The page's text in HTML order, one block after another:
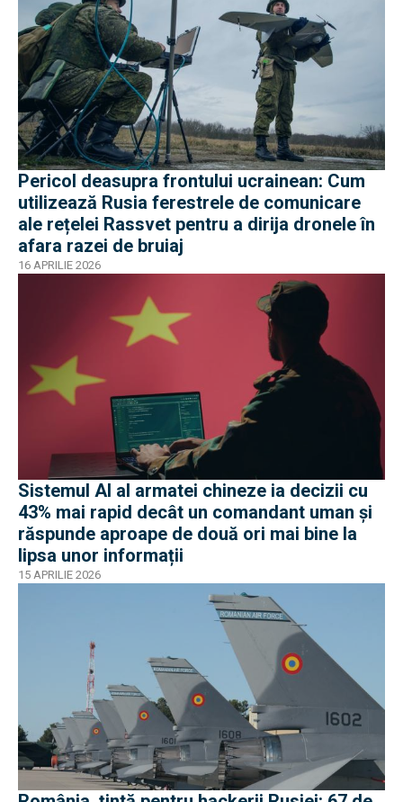
Pericol deasupra frontului ucrainean: Cum
utilizează Rusia ferestrele de comunicare
ale rețelei Rassvet pentru a dirija dronele în
afara razei de bruiaj
16 APRILIE 2026
Sistemul AI al armatei chineze ia decizii cu
43% mai rapid decât un comandant uman și
răspunde aproape de două ori mai bine la
lipsa unor informații
15 APRILIE 2026